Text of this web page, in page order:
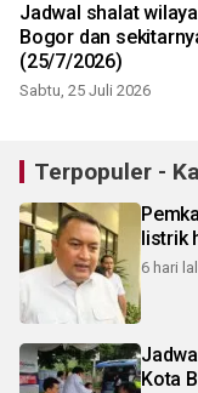
Jadwal shalat
Bogor dan
(25/7/2026)
Sabtu, 25 Juli 2026
Terpopuler -
listrik
6 hari
Kota